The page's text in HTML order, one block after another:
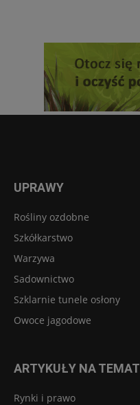
UPRAWY
Rośliny ozdobne
Szkółkarstwo
Warzywa
Sadownictwo
Szklarnie tunele osłony
Owoce jagodowe
ARTYKUŁY NA TEMAT
Rynki i prawo